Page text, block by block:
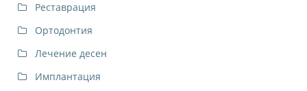
Реставрация
Ортодонтия
Лечение десен
Имплантация